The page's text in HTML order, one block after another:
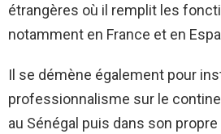
étrangères où il remplit les
notamment en France et en
Il se démène également pour
professionnalisme sur le
au Sénégal puis dans son propre